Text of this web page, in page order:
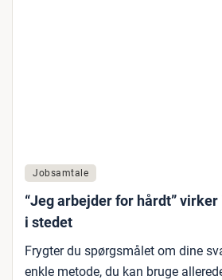
Jobsamtale
“Jeg arbejder for hårdt”
i stedet
Frygter du spørgsmålet om dine
enkle metode, du kan bruge